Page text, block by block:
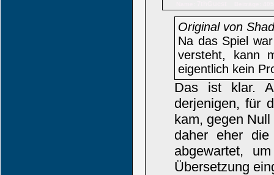
Original von
Na das Spiel
versteht, kann
eigentlich kein
Das ist klar.
derjenigen, für
kam, gegen
daher eher die
abgewartet,
Übersetzung